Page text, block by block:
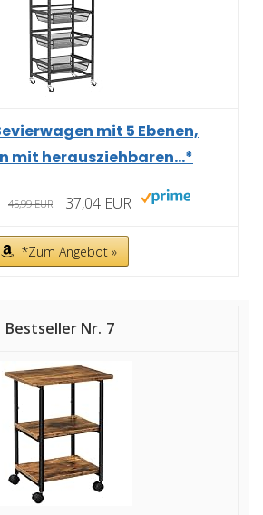
mit 5 Ebenen,
mit herausziehbaren...*
45,99 EUR 37,04 EUR
*Zum Angebot »
7